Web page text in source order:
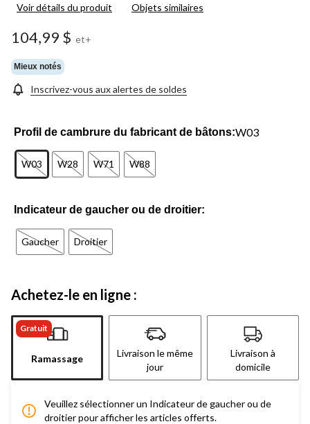
Voir détails du produit Objets similaires
104,99 $ et+
Mieux notés
Inscrivez-vous aux alertes de soldes
Profil de cambrure du fabricant de bâtons:W03
W03 W28 W71 W88
Indicateur de gaucher ou de droitier:
Gaucher Droitier
Achetez-le en ligne :
Gratuit
Ramassage
Livraison le même
jour
Livraison à
domicile
Veuillez sélectionner un Indicateur de gaucher ou de
droitier pour afficher les articles offerts.